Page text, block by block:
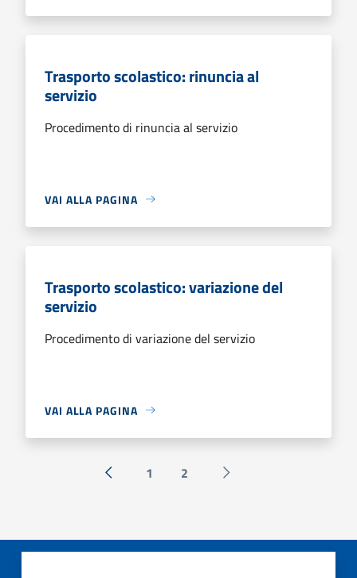
Trasporto scolastico: rinuncia al
servizio
Procedimento di rinuncia al servizio
VAI ALLA PAGINA
Trasporto scolastico: variazione del
servizio
Procedimento di variazione del servizio
VAI ALLA PAGINA
« Precedente
1 2 Successiva »